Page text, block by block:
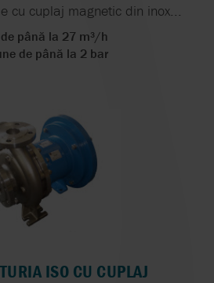
cu cuplaj magnetic din inox...
până la 27 m³/h
de până la 2 bar
ISO CU CUPLAJ